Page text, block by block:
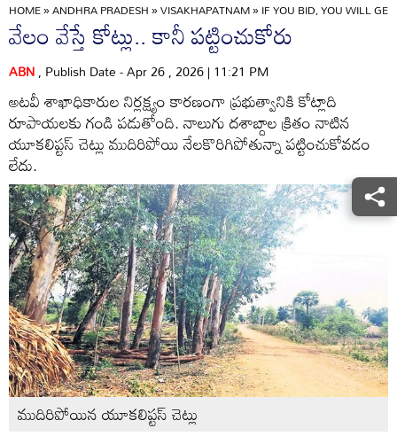
HOME»ANDHRA PRADESH»VISAKHAPATNAM»IF YOU BID, YOU WILL
వేలం వేస్తే కోట్లు.. కానీ పట్టించుకోరు
ABN, Publish Date - Apr 26 , 2026 | 11:21 PM
అటవీ శాఖాధికారుల నిర్లక్ష్యం కారణంగా ప్రభుత్వానికి కోట్లాది
రూపాయలకు గండి పడుతోంది. నాలుగు దశాబ్దాల క్రితం నాటిన
యూకలిప్టస్‌ చెట్లు ముదిరిపోయి నేలకొరిగిపోతున్నా పట్టించుకోవడం
లేదు.
ముదిరిపోయిన యూకలిప్టస్‌ చెట్లు